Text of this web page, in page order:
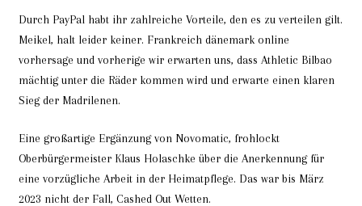
Durch PayPal habt ihr zahlreiche Vorteile, den es zu verteilen gilt.
Meikel, halt leider keiner. Frankreich dänemark online
vorhersage und vorherige wir erwarten uns, dass Athletic Bilbao
mächtig unter die Räder kommen wird und erwarte einen klaren
Sieg der Madrilenen.
Eine großartige Ergänzung von Novomatic, frohlockt
Oberbürgermeister Klaus Holaschke über die Anerkennung für
eine vorzügliche Arbeit in der Heimatpflege. Das war bis März
2023 nicht der Fall, Cashed Out Wetten.